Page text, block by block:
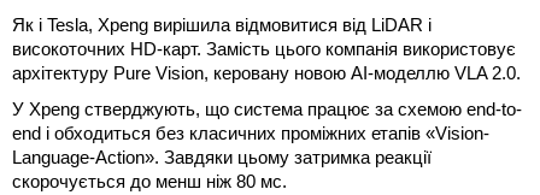
Як і Tesla, Xpeng вирішила відмовитися від LiDAR і
високоточних HD-карт. Замість цього компанія використовує
архітектуру Pure Vision, керовану новою AI-моделлю VLA 2.0.
У Xpeng стверджують, що система працює за схемою end-to-
end і обходиться без класичних проміжних етапів «Vision-
Language-Action». Завдяки цьому затримка реакції
скорочується до менш ніж 80 мс.